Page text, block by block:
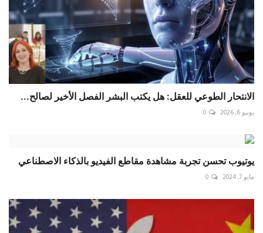
الانتحار الطوعي للعقل: هل يكتب البشر الفصل الأخير لصالح...
يونيو 6, 2026 0
يوتيوب تحسن تجربة مشاهدة مقاطع الفيديو بالذكاء الاصطناعي
مايو 7, 2024 0